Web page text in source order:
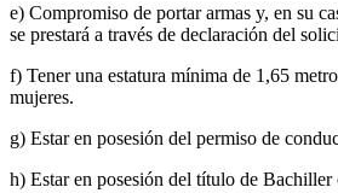
e) Compromiso de portar armas y, en su
se prestará a través de declaración del
f) Tener una estatura mínima de 1,65
mujeres.
g) Estar en posesión del permiso de
h) Estar en posesión del título de Bachiller